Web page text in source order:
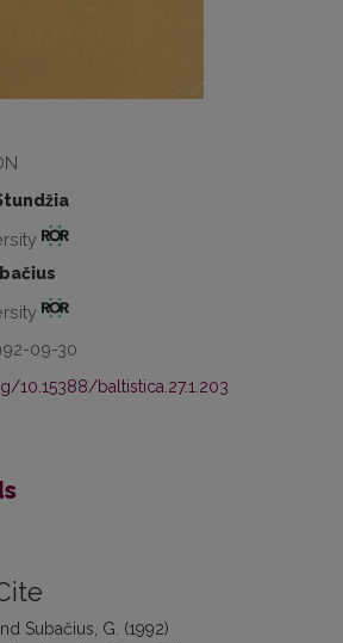
09-30
10.15388/baltistica.27.1.203
Subačius, G. (1992)